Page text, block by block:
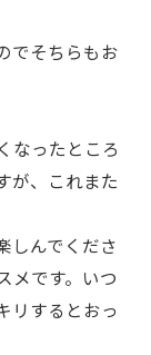
でそちらもお
なったところ
が、これまた
しんでくださ
メです。いつ
リするとおっ